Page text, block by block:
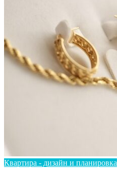
Квартира - дизайн и планировка